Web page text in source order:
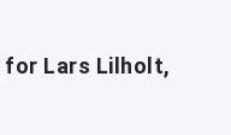
for Lars Lilholt,